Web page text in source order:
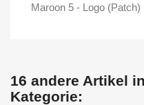
Maroon 5 - Logo (Patch)
16 andere Artikel
Kategorie: